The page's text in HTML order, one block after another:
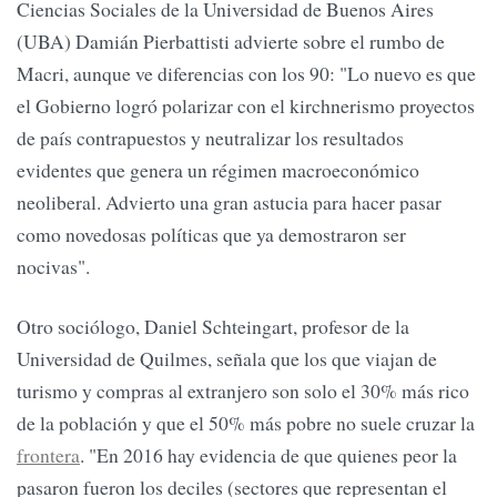
Ciencias Sociales de la Universidad de Buenos Aires
(UBA) Damián Pierbattisti advierte sobre el rumbo de
Macri, aunque ve diferencias con los 90: "Lo nuevo es que
el Gobierno logró polarizar con el kirchnerismo proyectos
de país contrapuestos y neutralizar los resultados
evidentes que genera un régimen macroeconómico
neoliberal. Advierto una gran astucia para hacer pasar
como novedosas políticas que ya demostraron ser
nocivas".
Otro sociólogo, Daniel Schteingart, profesor de la
Universidad de Quilmes, señala que los que viajan de
turismo y compras al extranjero son solo el 30% más rico
de la población y que el 50% más pobre no suele cruzar la
frontera. "En 2016 hay evidencia de que quienes peor la
pasaron fueron los deciles (sectores que representan el